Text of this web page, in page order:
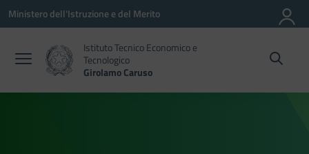
Vai ai contenuti
Vai al menu di navigazione
Vai al footer
Ministero dell'Istruzione e del Merito
Istituto Tecnico Economico e
Tecnologico
Girolamo Caruso